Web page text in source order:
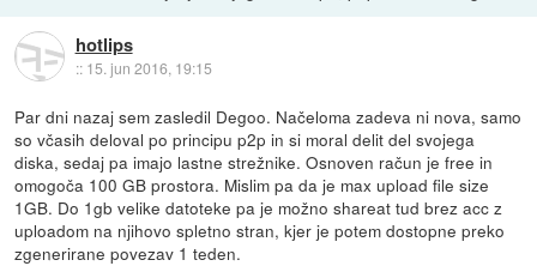
hotlips
:: 15. jun 2016, 19:15
Par dni nazaj sem zasledil Degoo. Načeloma zadeva ni nova, samo
so včasih deloval po principu p2p in si moral delit del svojega
diska, sedaj pa imajo lastne strežnike. Osnoven račun je free in
omogoča 100 GB prostora. Mislim pa da je max upload file size
1GB. Do 1gb velike datoteke pa je možno shareat tud brez acc z
uploadom na njihovo spletno stran, kjer je potem dostopne preko
zgenerirane povezav 1 teden.